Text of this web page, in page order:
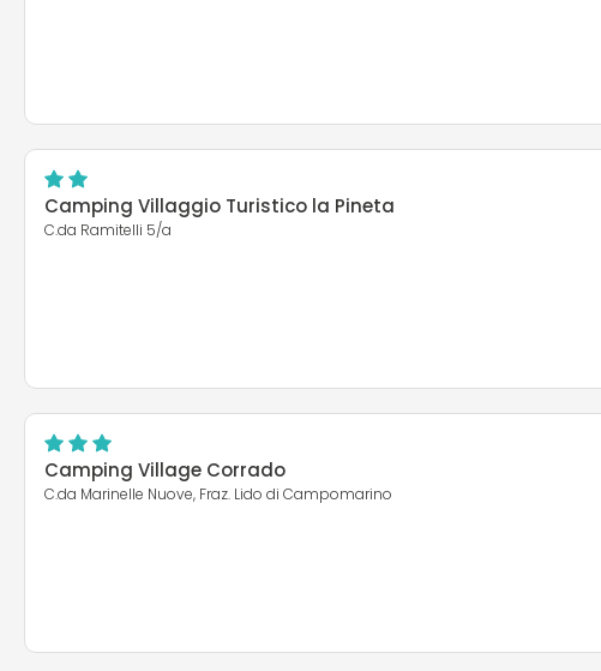
Camping Villaggio Turistico la Pineta
C.da Ramitelli 5/a
Camping Village Corrado
C.da Marinelle Nuove, Fraz. Lido di Campomarino